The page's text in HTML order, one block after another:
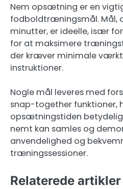
Nem opsætning er en
fodboldtræningsmål. Mål,
minutter, er ideelle, især
for at maksimere
der kræver minimale
instruktioner.
Nogle mål leveres med
snap-together funktioner,
opsætningstiden
nemt kan samles og
anvendelighed og
træningssessioner.
Relaterede artikler